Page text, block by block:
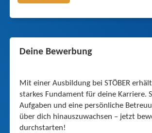
Deine Bewerbung
Mit einer Ausbildung bei STÖBER
starkes Fundament für deine Karriere.
Aufgaben und eine persönliche
über dich hinauszuwachsen – jetzt
durchstarten!